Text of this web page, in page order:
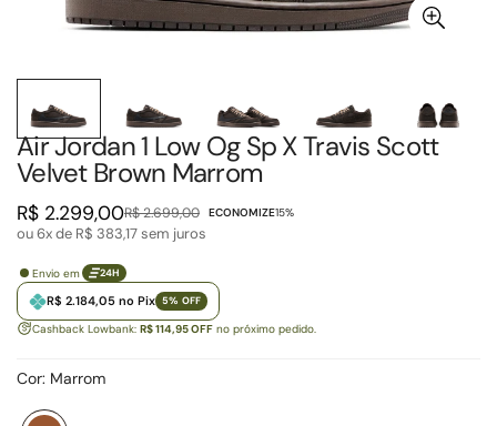
Air Jordan 1 Low Og Sp X Travis Scott
Velvet Brown Marrom
Preço
de
R$ 2.299,00
Preço
regular
R$ 2.699,00 ECONOMIZE15%
ou 6x de R$ 383,17sem juros
Envio em 24H
R$ 2.184,05 no Pix 5% OFF
Cashback Lowbank: R$ 114,95 OFF no próximo pedido.
Cor: Marrom